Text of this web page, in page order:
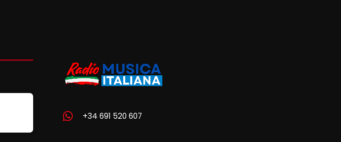
+34 691 520 607